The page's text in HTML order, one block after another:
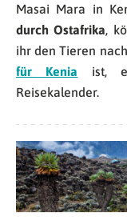
Masai Mara in
durch Ostafrika,
ihr den Tieren
für Kenia ist,
Reisekalender.